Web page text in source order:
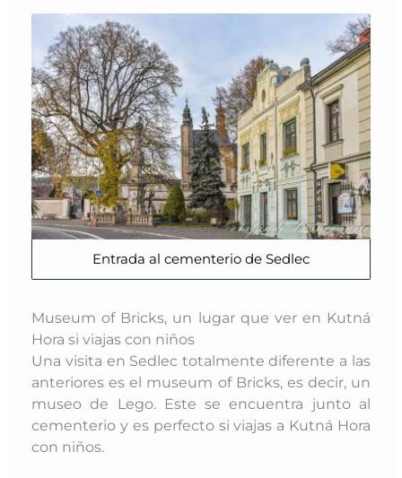
Entrada al cementerio de Sedlec
Museum of Bricks, un lugar que ver en Kutná
Hora si viajas con niños
Una visita en Sedlec totalmente diferente a las
anteriores es el museum of Bricks, es decir, un
museo de Lego. Este se encuentra junto al
cementerio y es perfecto si viajas a Kutná Hora
con niños.